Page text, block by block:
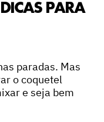
PARA
paradas. Mas
o coquetel
e seja bem